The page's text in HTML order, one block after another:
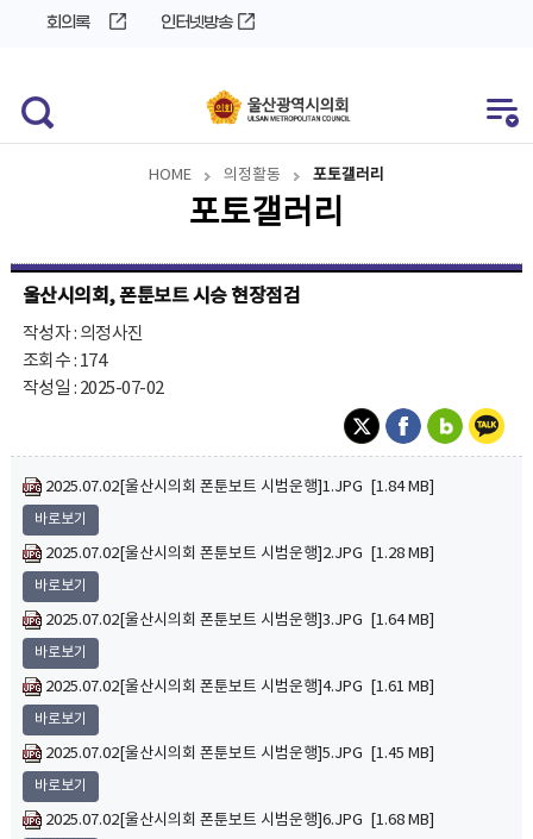
회의록 인터넷방송
HOME 의정활동 포토갤러리
포토갤러리
울산시의회, 폰툰보트 시승 현장점검
작성자 : 의정사진
조회수 : 174
작성일 : 2025-07-02
2025.07.02[울산시의회 폰툰보트 시범운행]1.JPG [1.84 MB]
바로보기
2025.07.02[울산시의회 폰툰보트 시범운행]2.JPG [1.28 MB]
바로보기
2025.07.02[울산시의회 폰툰보트 시범운행]3.JPG [1.64 MB]
바로보기
2025.07.02[울산시의회 폰툰보트 시범운행]4.JPG [1.61 MB]
바로보기
2025.07.02[울산시의회 폰툰보트 시범운행]5.JPG [1.45 MB]
바로보기
2025.07.02[울산시의회 폰툰보트 시범운행]6.JPG [1.68 MB]